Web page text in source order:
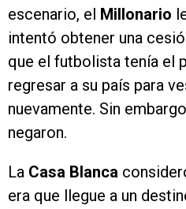
escenario, el Millonario
intentó obtener una
que el futbolista tenía el
regresar a su país para
nuevamente. Sin
negaron.
La Casa Blanca
era que llegue a un